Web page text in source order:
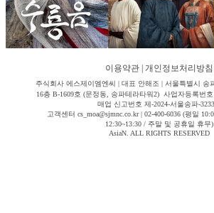
이용약관 개인정보처리방침
주식회사 에스제이엠엔씨 | 대표 안해조 | 서울특별시 송
16층 B-1609호 (문정동, 송파테라타워2) 사업자등록번호
매업 신고번호 제-2024-서울송파-
고객센터 cs_moa@sjmnc.co.kr | 02-400-6036 (평일
12:30~13:30 / 주말 및 공휴일 휴무)
AsiaN. ALL RIGHTS RESERVED